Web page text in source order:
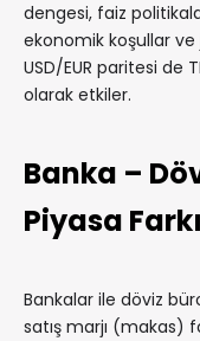
dengesi, faiz
ekonomik koşullar ve
USD/EUR paritesi de
olarak etkiler.
Banka –
Piyasa Farkı
Bankalar ile döviz
satış marjı (makas)